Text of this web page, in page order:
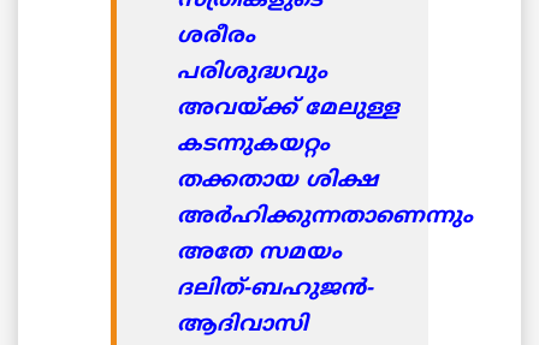
ശരീരം
പരിശുദ്ധവും
അവയ്ക്ക് മേലുള്ള
കടന്നുകയറ്റം
തക്കതായ ശിക്ഷ
അര്‍ഹിക്കുന്നതാണെന്നും
അതേ സമയം
ദലിത്-ബഹുജന്‍-
ആദിവാസി